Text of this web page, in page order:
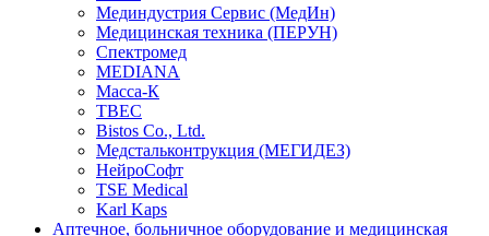
Мединдустрия Сервис (МедИн)
Медицинская техника (ПЕРУН)
Спектромед
MEDIANA
Масса-К
ТВЕС
Bistos Co., Ltd.
Медстальконтрукция (МЕГИДЕЗ)
НейроСофт
TSE Medical
Karl Kaps
Аптечное, больничное оборудование и медицинская